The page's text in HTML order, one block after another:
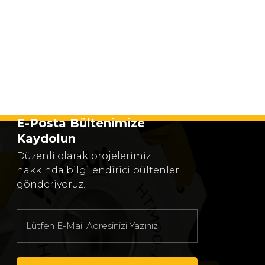
E-Posta Bültenimize
Kaydolun
Düzenli olarak projelerimiz
hakkında bilgilendirici bültenler
gönderiyoruz.